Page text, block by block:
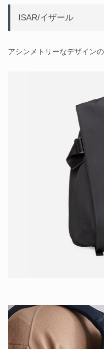
ISAR/イザール
アシンメトリーなデザインの